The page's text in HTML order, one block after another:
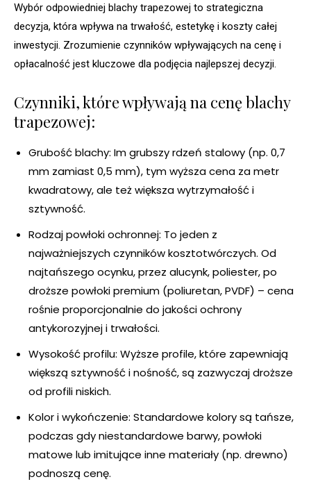
Wybór odpowiedniej blachy trapezowej to strategiczna
decyzja, która wpływa na trwałość, estetykę i koszty całej
inwestycji. Zrozumienie czynników wpływających na cenę i
opłacalność jest kluczowe dla podjęcia najlepszej decyzji.
Czynniki, które wpływają na cenę blachy
trapezowej:
Grubość blachy: Im grubszy rdzeń stalowy (np. 0,7
mm zamiast 0,5 mm), tym wyższa cena za metr
kwadratowy, ale też większa wytrzymałość i
sztywność.
Rodzaj powłoki ochronnej: To jeden z
najważniejszych czynników kosztotwórczych. Od
najtańszego ocynku, przez alucynk, poliester, po
droższe powłoki premium (poliuretan, PVDF) – cena
rośnie proporcjonalnie do jakości ochrony
antykorozyjnej i trwałości.
Wysokość profilu: Wyższe profile, które zapewniają
większą sztywność i nośność, są zazwyczaj droższe
od profili niskich.
Kolor i wykończenie: Standardowe kolory są tańsze,
podczas gdy niestandardowe barwy, powłoki
matowe lub imitujące inne materiały (np. drewno)
podnoszą cenę.